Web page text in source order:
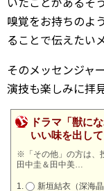
嗅覚をお持ちのよ
ることで伝えたい
そのメッセンジャ
演技も楽しみに拝
ドラマ「獣に
いい味を出し
※「その他」の方は、
田中圭＆田中美…
新垣結衣（深海晶